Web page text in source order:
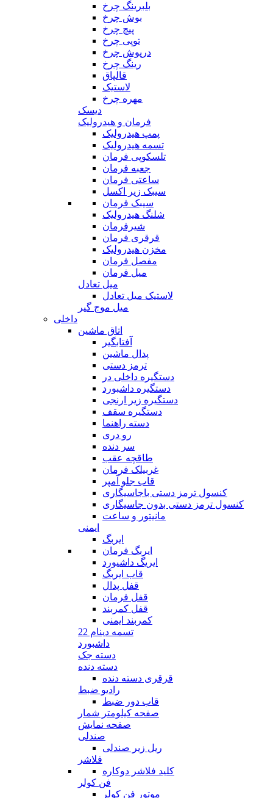
بلبرینگ چرخ
بوش چرخ
پیچ چرخ
توپی چرخ
درپوش چرخ
رینگ چرخ
قالپاق
لاستیک
مهره چرخ
دیسک
فرمان و هیدرولیک
پمپ هیدرولیک
تسمه هیدرولیک
تلسکوپی فرمان
جعبه فرمان
ساعتی فرمان
سیبک زیر اکسل
سیبک فرمان
شلنگ هیدرولیک
شیرفرمان
قرقری فرمان
مخزن هیدرولیک
مفصل فرمان
میل فرمان
میل تعادل
لاستیک میل تعادل
میل موج گیر
داخلی
اتاق ماشین
آفتابگیر
پدال ماشین
ترمز دستی
دستگیره داخلی در
دستگیره داشبورد
دستگیره زیر ارنجی
دستگیره سقف
دسته راهنما
رو دری
سر دنده
طاقچه عقب
غربیلک فرمان
قاب جلو آمپر
کنسول ترمز دستی باجاسیگاری
کنسول ترمز دستی بدون جاسیگاری
مانیتور و ساعت
ایمنی
ایربگ
ایربگ فرمان
ایریگ داشیورد
قاب ایربگ
قفل پدال
قفل فرمان
قفل کمربند
کمربند ایمنی
تسمه دینام 22
داشبورد
دسته جک
دسته دنده
قرقری دسته دنده
رادیو ضبط
قاب دور ضبط
صفحه کیلومتر شمار
صفحه نمایش
صندلی
ریل زیر صندلی
فلاشر
کلید فلاشر دوکاره
فن کولر
موتور فن کولر